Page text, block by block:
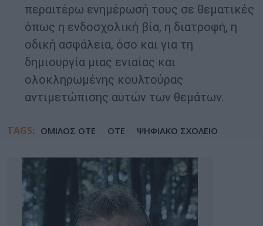
περαιτέρω ενημέρωσή τους σε θεματικές
όπως η ενδοσχολική βία, η διατροφή, η
οδική ασφάλεια, όσο και για τη
δημιουργία μιας ενιαίας και
ολοκληρωμένης κουλτούρας
αντιμετώπισης αυτών των θεμάτων.
TAGS: ΟΜΙΛΟΣ ΟΤΕ ΟΤΕ ΨΗΦΙΑΚΟ ΣΧΟΛΕΙΟ